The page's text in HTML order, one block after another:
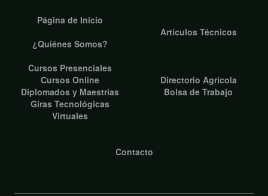
Página de Inicio
¿Quiénes Somos?
Artículos Técnicos
Cursos Presenciales
Cursos Online
Diplomados y Maestrías
Giras Tecnológicas
Virtuales
Directorio Agrícola
Bolsa de Trabajo
Contacto